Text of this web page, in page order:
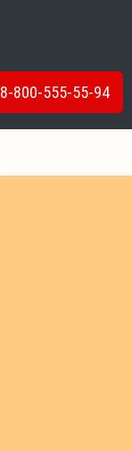
8-800-555-55-94